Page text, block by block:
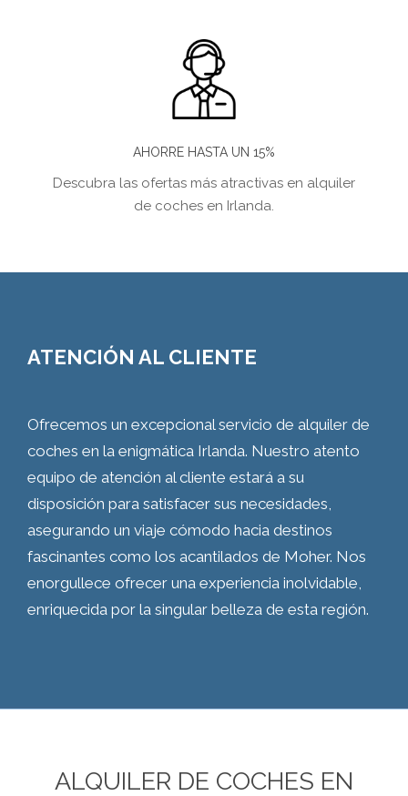
AHORRE HASTA UN 15%
Descubra las ofertas más atractivas en alquiler
de coches en Irlanda.
ATENCIÓN AL CLIENTE
Ofrecemos un excepcional servicio de alquiler de
coches en la enigmática Irlanda. Nuestro atento
equipo de atención al cliente estará a su
disposición para satisfacer sus necesidades,
asegurando un viaje cómodo hacia destinos
fascinantes como los acantilados de Moher. Nos
enorgullece ofrecer una experiencia inolvidable,
enriquecida por la singular belleza de esta región.
ALQUILER DE COCHES EN